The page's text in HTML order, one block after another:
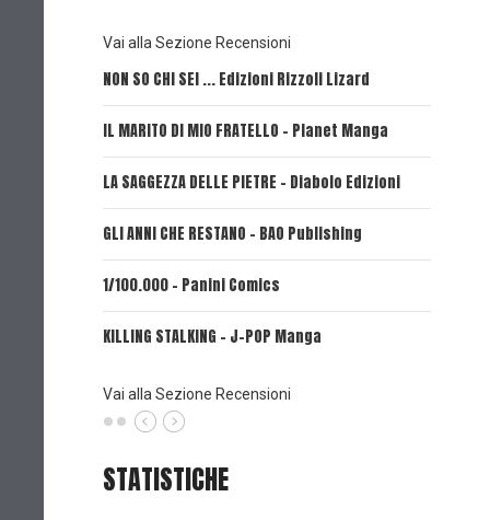
Vai alla Sezione Recensioni
NON SO CHI SEI ... Edizioni Rizzoli Lizard
IL MARITO DI MIO FRATELLO - Planet Manga
LA SAGGEZZA DELLE PIETRE - Diabolo Edizioni
GLI ANNI CHE RESTANO - BAO Publishing
1/100.000 - Panini Comics
KILLING STALKING - J-POP Manga
Vai alla Sezione Recensioni
STATISTICHE